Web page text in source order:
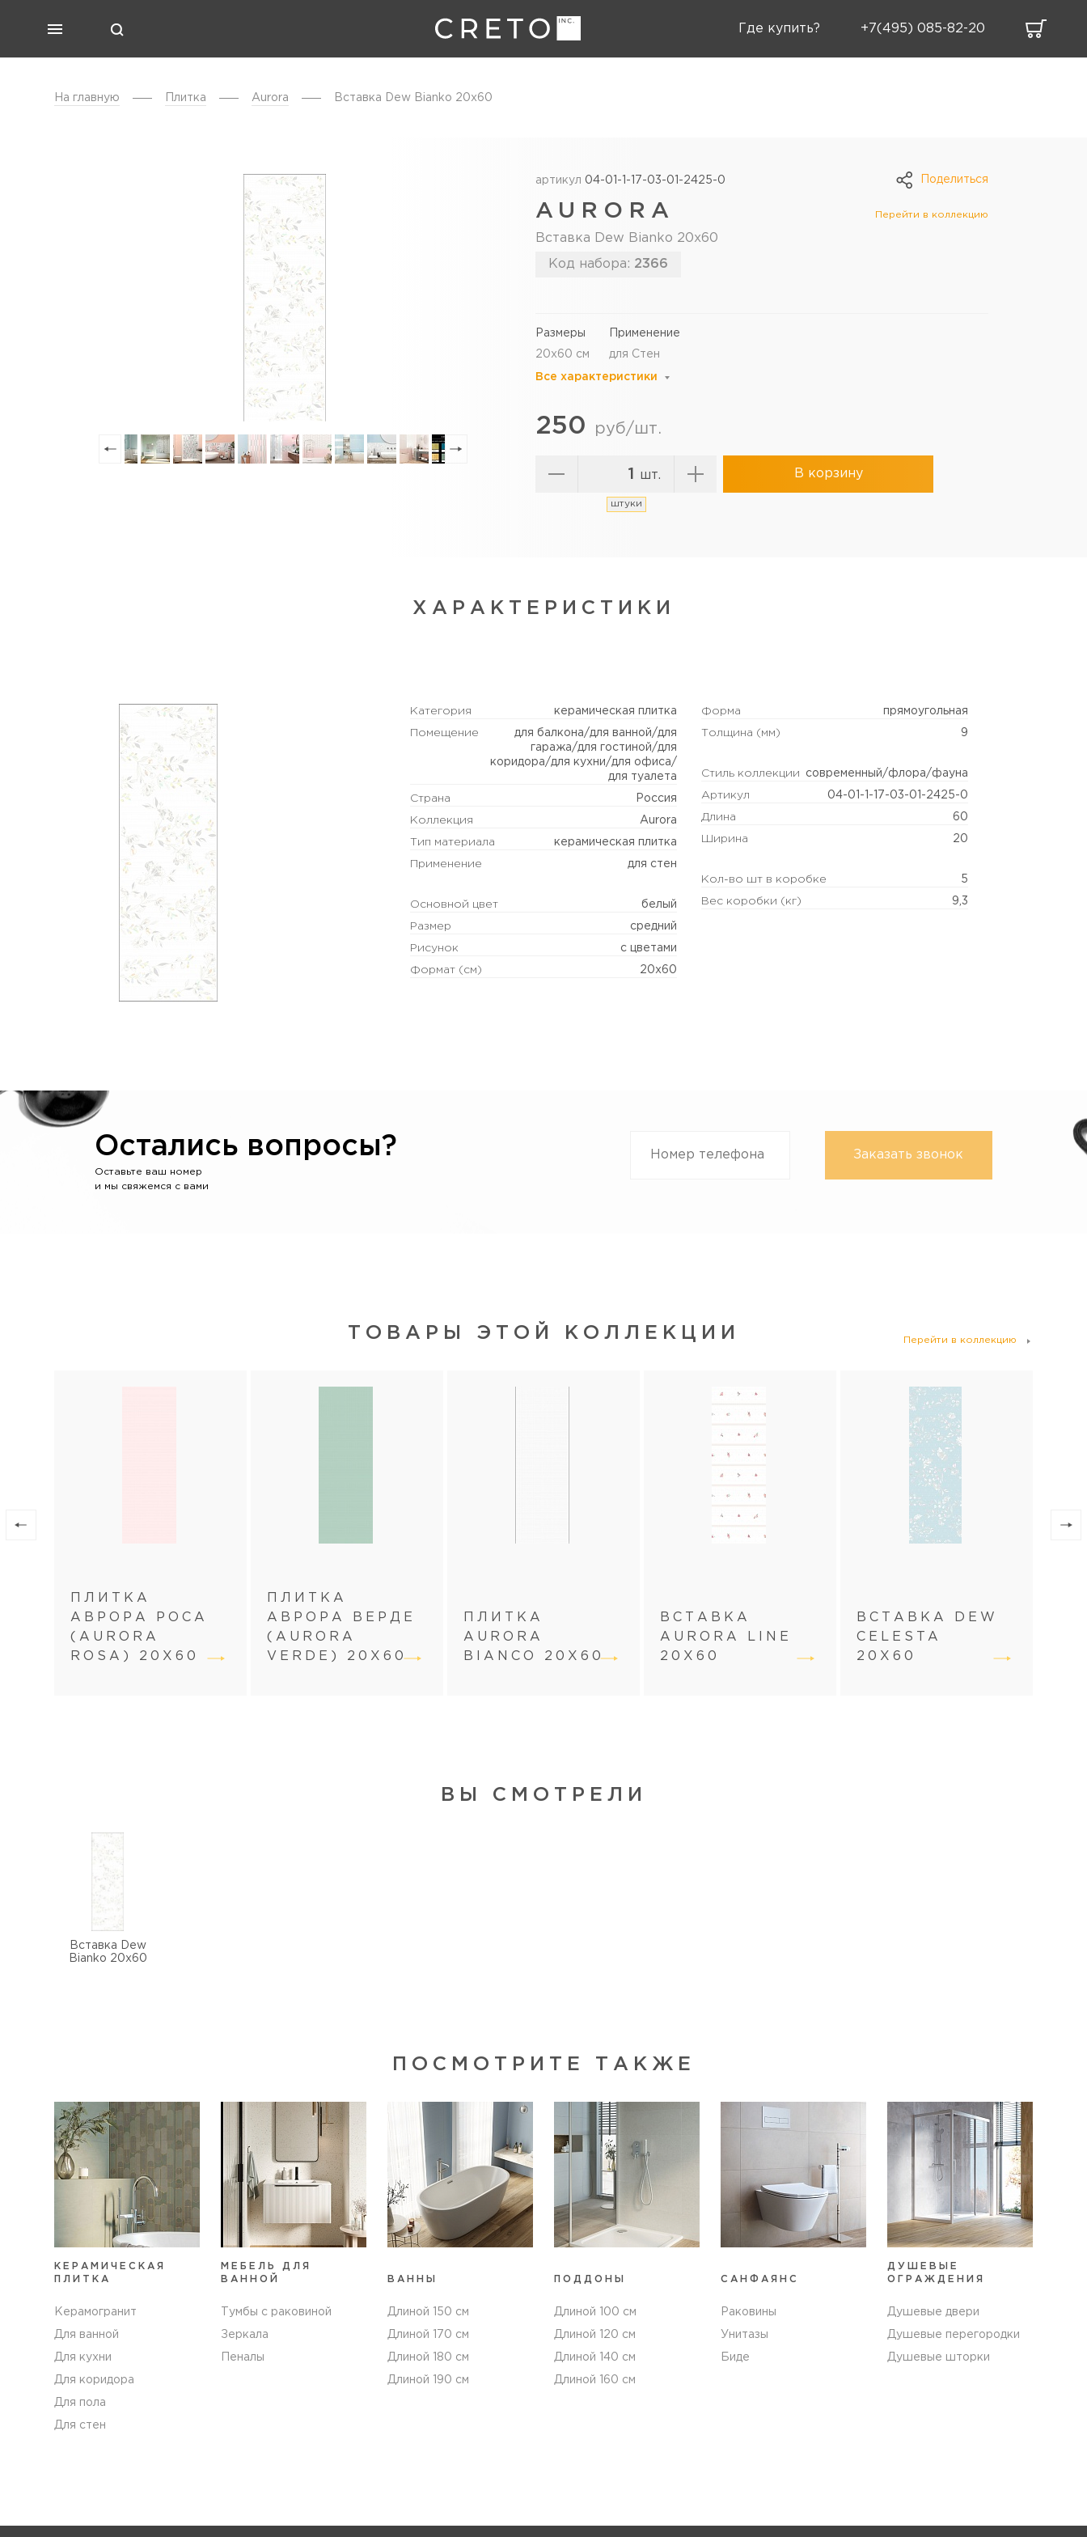
Где купить? +7(495) 085-82-20
На главную Плитка Aurora Вставка Dew Bianko 20х60
Поделиться
артикул 04-01-1-17-03-01-2425-0
AURORA Перейти в коллекцию
Вставка Dew Bianko 20х60
Код набора: 2366
Размеры
20х60 см
Применение
для Стен
Все характеристики
250 руб/шт.
шт.
штуки
В корзину
ХАРАКТЕРИСТИКИ
Категория керамическая плитка
Помещение
для балкона/для ванной/для
гаража/для гостиной/для
коридора/для кухни/для офиса/
для туалета
Страна Россия
Коллекция Aurora
Тип материала керамическая плитка
Применение для стен
Основной цвет белый
Размер средний
Рисунок с цветами
Формат (см) 20х60
Форма прямоугольная
Толщина (мм) 9
Стиль коллекции современный/флора/фауна
Артикул 04-01-1-17-03-01-2425-0
Длина 60
Ширина 20
Кол-во шт в коробке 5
Вес коробки (кг) 9,3
Остались вопросы?
Оставьте ваш номер
и мы свяжемся с вами
ТОВАРЫ ЭТОЙ КОЛЛЕКЦИИ Перейти в коллекцию
ПЛИТКА
АВРОРА РОСА
(AURORA
ROSA) 20Х60
ПЛИТКА
АВРОРА ВЕРДЕ
(AURORA
VERDE) 20Х60
ПЛИТКА
AURORA
BIANCO 20Х60
ВСТАВКА
AURORA LINE
20Х60
ВСТАВКА DEW
CELESTA
20Х60
ВЫ СМОТРЕЛИ
Вставка Dew
Bianko 20х60
ПОСМОТРИТЕ ТАКЖЕ
КЕРАМИЧЕСКАЯ
ПЛИТКА
Керамогранит
Для ванной
Для кухни
Для коридора
Для пола
Для стен
МЕБЕЛЬ ДЛЯ
ВАННОЙ
Тумбы с раковиной
Зеркала
Пеналы
ВАННЫ
Длиной 150 см
Длиной 170 см
Длиной 180 см
Длиной 190 см
ПОДДОНЫ
Длиной 100 см
Длиной 120 см
Длиной 140 см
Длиной 160 см
САНФАЯНС
Раковины
Унитазы
Биде
ДУШЕВЫЕ
ОГРАЖДЕНИЯ
Душевые двери
Душевые перегородки
Душевые шторки